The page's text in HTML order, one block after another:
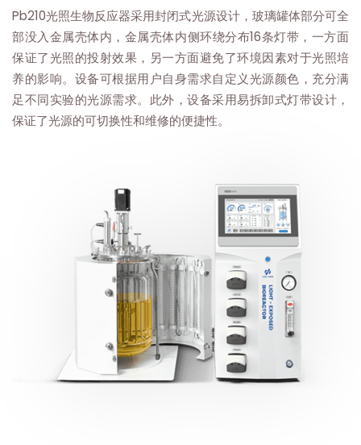
Pb210光照生物反应器采用封闭式光源设计，玻璃罐体部分可全
部没入金属壳体内，金属壳体内侧环绕分布16条灯带，一方面
保证了光照的投射效果，另一方面避免了环境因素对于光照培
养的影响。设备可根据用户自身需求自定义光源颜色，充分满
足不同实验的光源需求。此外，设备采用易拆卸式灯带设计，
保证了光源的可切换性和维修的便捷性。